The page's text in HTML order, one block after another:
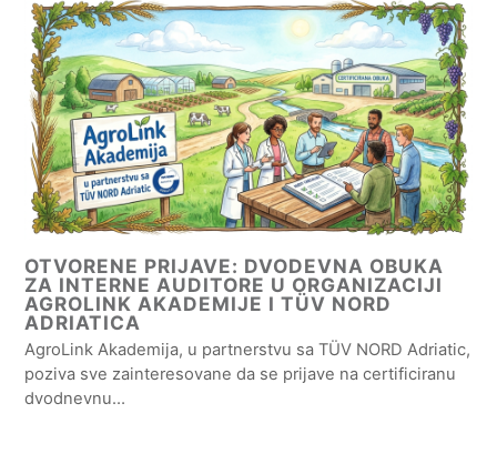
OTVORENE PRIJAVE: DVODEVNA OBUKA
ZA INTERNE AUDITORE U ORGANIZACIJI
AGROLINK AKADEMIJE I TÜV NORD
ADRIATICA
AgroLink Akademija, u partnerstvu sa TÜV NORD Adriatic,
poziva sve zainteresovane da se prijave na certificiranu
dvodnevnu…